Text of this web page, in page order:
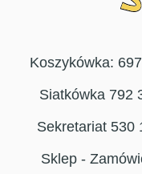
Koszykówka:
Siatkówka 792
Sekretariat 530
Sklep -